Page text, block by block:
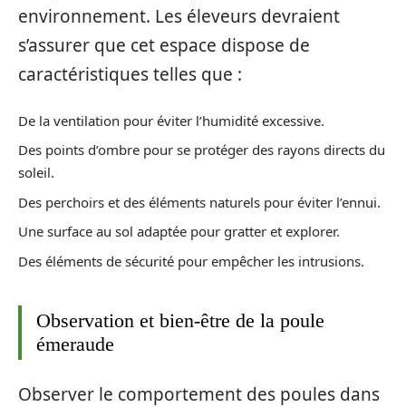
environnement. Les éleveurs devraient
s’assurer que cet espace dispose de
caractéristiques telles que :
De la ventilation pour éviter l’humidité excessive.
Des points d’ombre pour se protéger des rayons directs du
soleil.
Des perchoirs et des éléments naturels pour éviter l’ennui.
Une surface au sol adaptée pour gratter et explorer.
Des éléments de sécurité pour empêcher les intrusions.
Observation et bien-être de la poule
émeraude
Observer le comportement des poules dans